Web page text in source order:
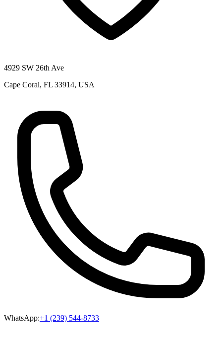
4929 SW 26th Ave
Cape Coral, FL 33914, USA
WhatsApp:+1 (239) 544-8733